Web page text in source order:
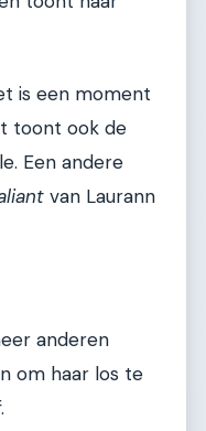
is een moment
toont ook de
Een andere
van Laurann
anderen
om haar los te